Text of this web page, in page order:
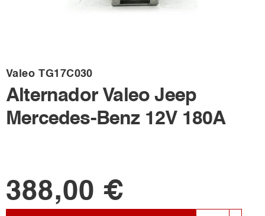
Valeo TG17C030
Alternador Valeo Jeep
Mercedes-Benz 12V 180A
388,00 €